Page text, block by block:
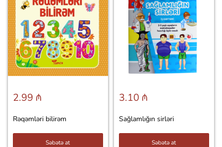
2.99 ₼
Rəqəmləri bilirəm
Səbətə at
3.10 ₼
Sağlamlığın sirləri
Səbətə at